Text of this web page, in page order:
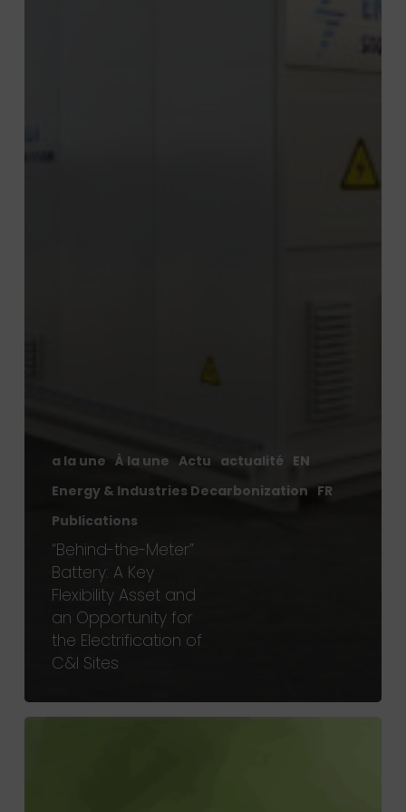
a la une À la une Actu actualité EN
Energy & Industries Decarbonization FR
Publications
“Behind-the-Meter”
Battery: A Key
Flexibility Asset and
an Opportunity for
the Electrification of
C&I Sites